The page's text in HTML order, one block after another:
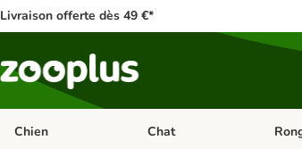
Livraison offerte dès 49 €*
Chien Dérouler les catégories: Chien
Chat